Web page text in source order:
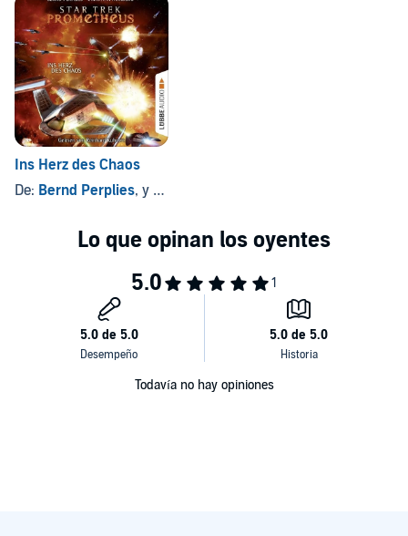
Ins Herz des Chaos
De: Bernd Perplies, y otros
Todavía no hay opiniones